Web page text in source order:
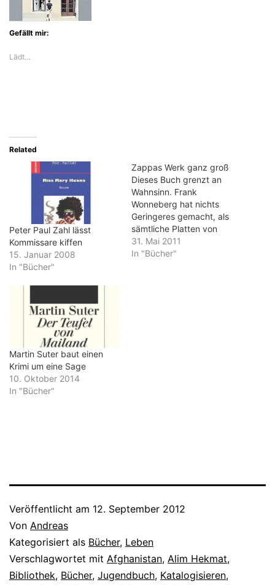
Gefällt mir:
Lädt…
Related
Peter Paul Zahl lässt
Kommissare kiffen
15. Januar 2008
In "Bücher"
Zappas Werk ganz groß
Dieses Buch grenzt an
Wahnsinn. Frank
Wonneberg hat nichts
Geringeres gemacht, als
sämtliche Platten von
Frank Zappa in allen ihren
Ausgaben zu sammeln, zu
31. Mai 2011
In "Bücher"
Martin Suter baut einen
Krimi um eine Sage
10. Oktober 2014
In "Bücher"
Veröffentlicht am 12. September 2012
Von Andreas
Kategorisiert als Bücher, Leben
Verschlagwortet mit Afghanistan, Alim Hekmat,
Bibliothek, Bücher, Jugendbuch, Katalogisieren,